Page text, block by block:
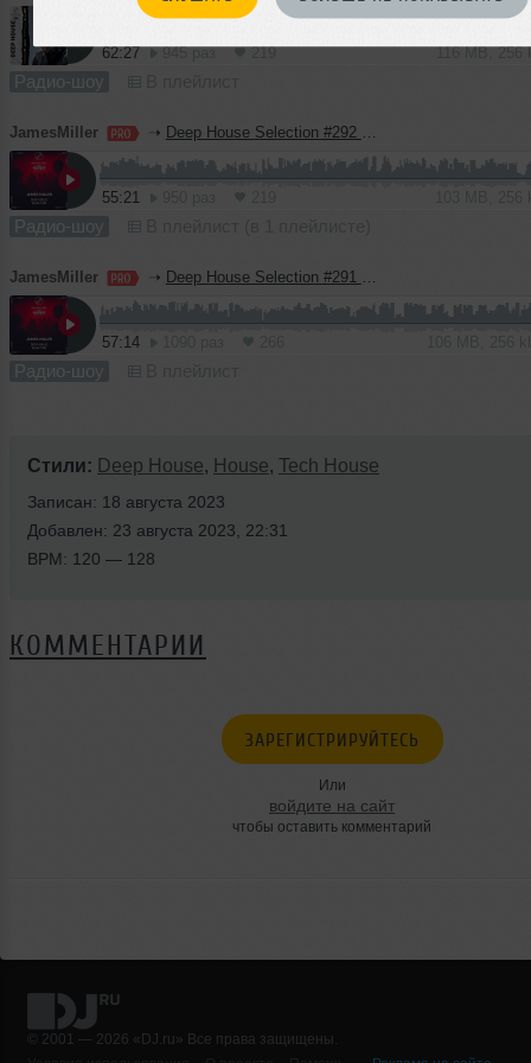
62:27 945 раз 219 116 MB, 256
Радио-шоу
JamesMiller ➝ Deep House Selection #292 (Record Deep)
55:21
Радио-шоу
JamesMiller ➝ Deep House Selection #291 (Record Deep)
57:14
Радио-шоу
Стили: Deep House, House, Tech House
Записан: 18 августа 2023
Добавлен: 23 августа 2023, 22:31
BPM: 120 — 128
КОММЕНТАРИИ
ЗАРЕГИСТРИРУЙТЕСЬ
Или
войдите на сайт
чтобы оставить комментарий
© 2001 — 2026 «DJ.ru» Все права защищены.